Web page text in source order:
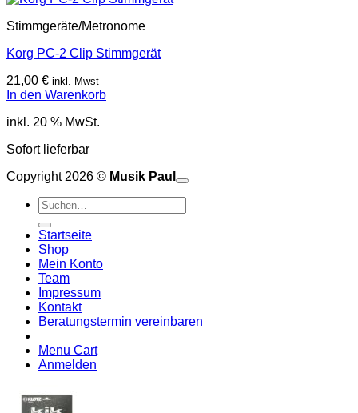
Stimmgeräte/Metronome
Korg PC-2 Clip Stimmgerät
21,00 € inkl. Mwst
In den Warenkorb
inkl. 20 % MwSt.
Sofort lieferbar
Copyright 2026 © Musik Paul
Suchen
nach:
Startseite
Shop
Mein Konto
Team
Impressum
Kontakt
Beratungstermin vereinbaren
Menu Cart
Anmelden